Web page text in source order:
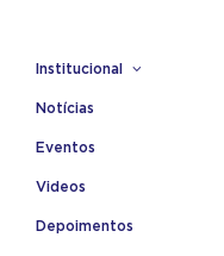
Institucional
Notícias
Eventos
Videos
Depoimentos